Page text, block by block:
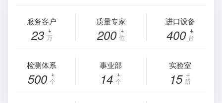
服务客户
23 万
质量专家
200 位
进口设备
400 台
检测体系
500 个
事业部
14 个
实验室
15 所